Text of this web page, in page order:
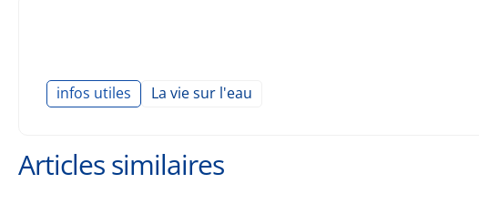
infos utiles La vie sur l'eau
Articles similaires